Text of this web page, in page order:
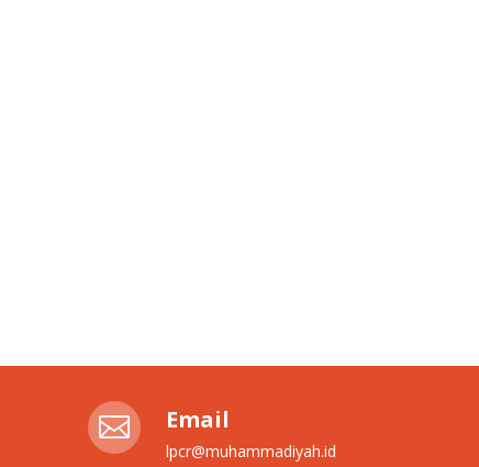
 Email
lpcr@muhammadiyah.id